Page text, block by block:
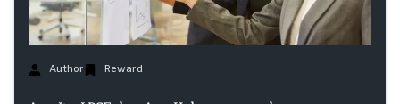
Author Reward